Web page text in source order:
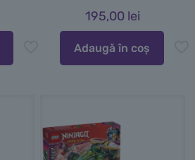
195,00 lei
Adaugă în coș